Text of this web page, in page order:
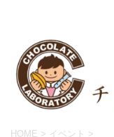
HOME > イベント >